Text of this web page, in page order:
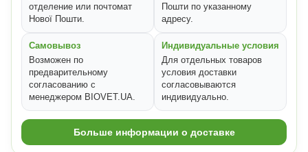
отделение или почтомат
Нової Пошти.
Пошти по указанному
адресу.
Самовывоз
Возможен по
предварительному
согласованию с
менеджером BIOVET.UA.
Индивидуальные условия
Для отдельных товаров
условия доставки
согласовываются
индивидуально.
Больше информации о доставке